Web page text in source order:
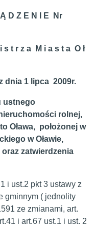
N I E Nr
i a s t a O ł
2009r.
ustnego
rolnej,
Oława, położonej w
w Oławie,
zatwierdzenia
pkt 3 ustawy z
gminnym ( jednolity
ze zmianami, art.
i art.67 ust.1 i ust. 2